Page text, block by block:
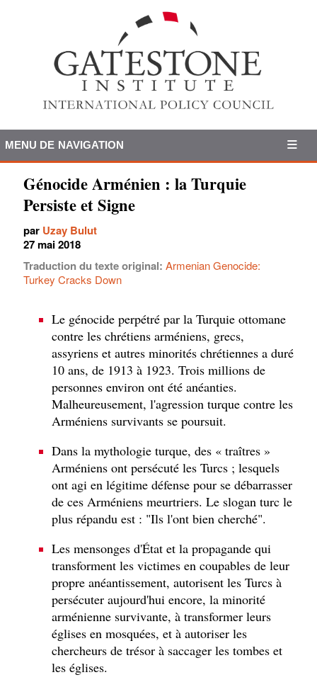
MENU DE NAVIGATION
Génocide Arménien : la Turquie
Persiste et Signe
par Uzay Bulut
27 mai 2018
Traduction du texte original: Armenian Genocide:
Turkey Cracks Down
Le génocide perpétré par la Turquie ottomane
contre les chrétiens arméniens, grecs,
assyriens et autres minorités chrétiennes a duré
10 ans, de 1913 à 1923. Trois millions de
personnes environ ont été anéanties.
Malheureusement, l'agression turque contre les
Arméniens survivants se poursuit.
Dans la mythologie turque, des « traîtres »
Arméniens ont persécuté les Turcs ; lesquels
ont agi en légitime défense pour se débarrasser
de ces Arméniens meurtriers. Le slogan turc le
plus répandu est : "Ils l'ont bien cherché".
Les mensonges d'État et la propagande qui
transforment les victimes en coupables de leur
propre anéantissement, autorisent les Turcs à
persécuter aujourd'hui encore, la minorité
arménienne survivante, à transformer leurs
églises en mosquées, et à autoriser les
chercheurs de trésor à saccager les tombes et
les églises.